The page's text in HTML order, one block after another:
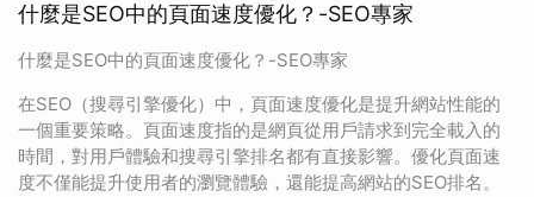
什麼是SEO中的頁面速度優化？-SEO專家
什麼是SEO中的頁面速度優化？-SEO專家
在SEO（搜尋引擎優化）中，頁面速度優化是提升網站性能的
一個重要策略。頁面速度指的是網頁從用戶請求到完全載入的
時間，對用戶體驗和搜尋引擎排名都有直接影響。優化頁面速
度不僅能提升使用者的瀏覽體驗，還能提高網站的SEO排名。